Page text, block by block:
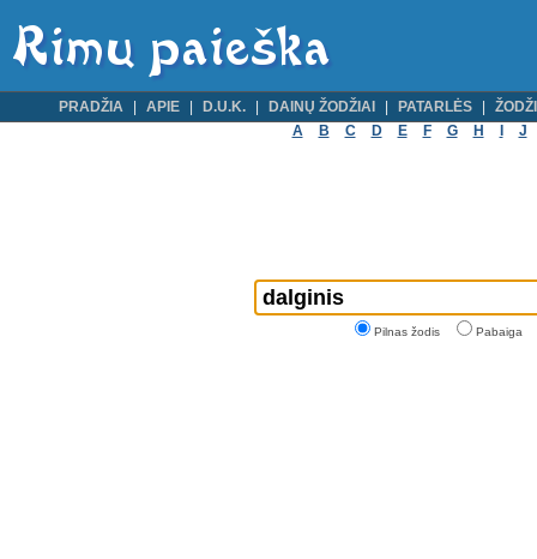
PRADŽIA APIE D.U.K. DAINŲ ŽODŽIAI PATARLĖS
A
B C D E F G H J
Pilnas žodis Pabaiga